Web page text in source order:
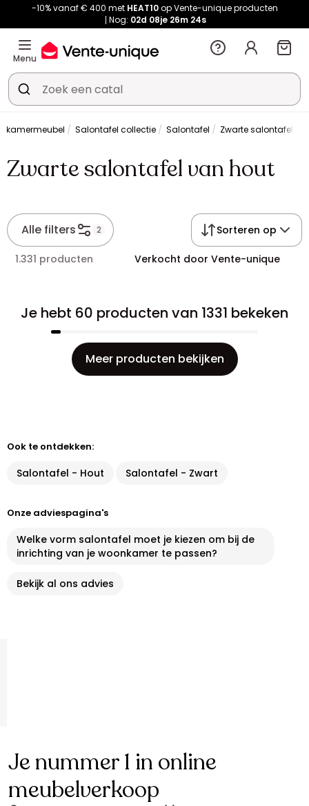
-10% vanaf € 400 met HEAT10op Vente-unique producten
Nog: 02d 08je 26m 23s
Menu
Salontafel collectie Salontafel Zwarte salontafel
Zwarte salontafel van hout
Alle filters 2 Sorteren op
1.331 producten Verkocht door Vente-unique
Je hebt 60 producten van 1331 bekeken
Meer producten bekijken
Ook te ontdekken:
Salontafel - Hout Salontafel - Zwart
Onze adviespagina's
Welke vorm salontafel moet je kiezen om bij de
inrichting van je woonkamer te passen?
Bekijk al ons advies
Je nummer 1 in online
meubelverkoop